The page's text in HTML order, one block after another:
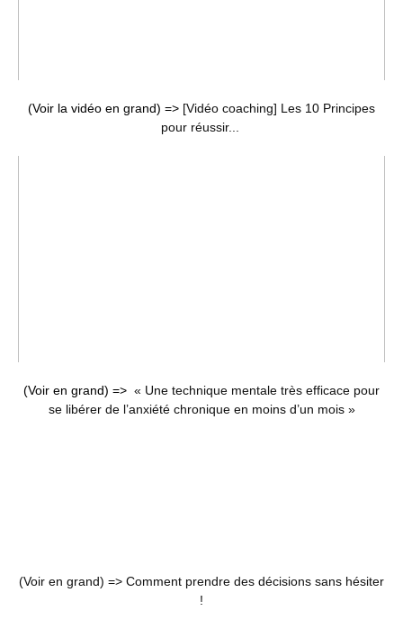
(Voir la vidéo en grand) => [Vidéo coaching] Les 10 Principes
pour réussir...
(Voir en grand) => « Une technique mentale très efficace pour
se libérer de l’anxiété chronique en moins d’un mois »
(Voir en grand) => Comment prendre des décisions sans hésiter
!